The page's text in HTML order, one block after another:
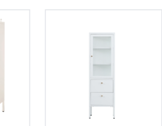
2026: Hunian